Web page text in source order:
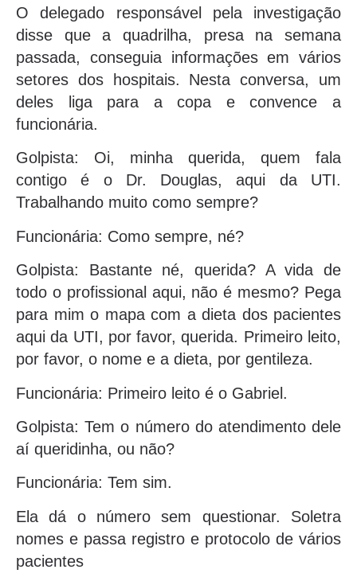
O delegado responsável pela investigação
disse que a quadrilha, presa na semana
passada, conseguia informações em vários
setores dos hospitais. Nesta conversa, um
deles liga para a copa e convence a
funcionária.
Golpista: Oi, minha querida, quem fala
contigo é o Dr. Douglas, aqui da UTI.
Trabalhando muito como sempre?
Funcionária: Como sempre, né?
Golpista: Bastante né, querida? A vida de
todo o profissional aqui, não é mesmo? Pega
para mim o mapa com a dieta dos pacientes
aqui da UTI, por favor, querida. Primeiro leito,
por favor, o nome e a dieta, por gentileza.
Funcionária: Primeiro leito é o Gabriel.
Golpista: Tem o número do atendimento dele
aí queridinha, ou não?
Funcionária: Tem sim.
Ela dá o número sem questionar. Soletra
nomes e passa registro e protocolo de vários
pacientes